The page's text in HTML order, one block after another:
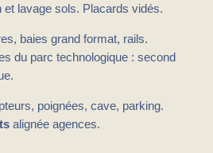
et lavage sols. Placards vidés.
baies grand format, rails.
du parc technologique : second
poignées, cave, parking.
alignée agences.